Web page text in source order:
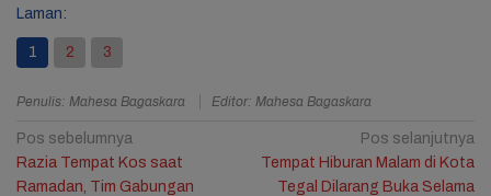
Laman:
1 2 3
Penulis: Mahesa Bagaskara Editor: Mahesa Bagaskara
Navigasi
pos
Pos sebelumnya
Razia Tempat Kos saat
Ramadan, Tim Gabungan
Pos selanjutnya
Tempat Hiburan Malam di Kota
Tegal Dilarang Buka Selama